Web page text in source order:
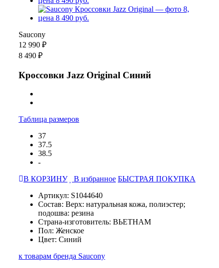
Saucony
12 990 ₽
8 490 ₽
Кроссовки Jazz Original Синий
Таблица размеров
37
37.5
38.5
-
В КОРЗИНУ
В избранное БЫСТРАЯ ПОКУПКА
Артикул: S1044640
Состав: Верх: натуральная кожа, полиэстер;
подошва: резина
Страна-изготовитель: ВЬЕТНАМ
Пол: Женское
Цвет: Синий
к товарам бренда Saucony